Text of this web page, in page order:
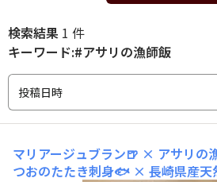
検索結果 1 件
キーワード:#アサリの漁師飯
投稿日時
マリアージュブラン🍺 × アサリの
つおのたたき刺身🐟 × 長崎県産天